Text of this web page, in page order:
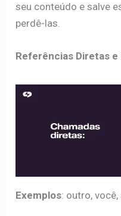
seu conteúdo e salve
perdê-las.
Referências Diretas e
Exemplos: outro, você,